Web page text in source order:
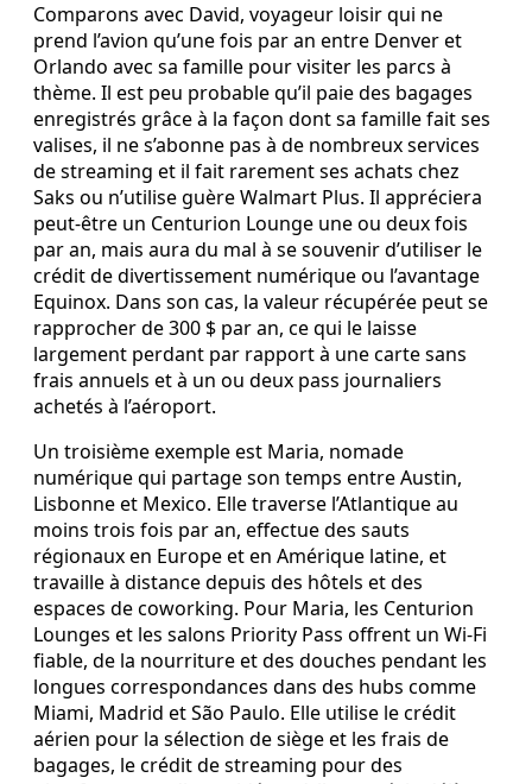
Comparons avec David, voyageur loisir qui ne
prend l’avion qu’une fois par an entre Denver et
Orlando avec sa famille pour visiter les parcs à
thème. Il est peu probable qu’il paie des bagages
enregistrés grâce à la façon dont sa famille fait ses
valises, il ne s’abonne pas à de nombreux services
de streaming et il fait rarement ses achats chez
Saks ou n’utilise guère Walmart Plus. Il appréciera
peut‑être un Centurion Lounge une ou deux fois
par an, mais aura du mal à se souvenir d’utiliser le
crédit de divertissement numérique ou l’avantage
Equinox. Dans son cas, la valeur récupérée peut se
rapprocher de 300 $ par an, ce qui le laisse
largement perdant par rapport à une carte sans
frais annuels et à un ou deux pass journaliers
achetés à l’aéroport.
Un troisième exemple est Maria, nomade
numérique qui partage son temps entre Austin,
Lisbonne et Mexico. Elle traverse l’Atlantique au
moins trois fois par an, effectue des sauts
régionaux en Europe et en Amérique latine, et
travaille à distance depuis des hôtels et des
espaces de coworking. Pour Maria, les Centurion
Lounges et les salons Priority Pass offrent un Wi‑Fi
fiable, de la nourriture et des douches pendant les
longues correspondances dans des hubs comme
Miami, Madrid et São Paulo. Elle utilise le crédit
aérien pour la sélection de siège et les frais de
bagages, le crédit de streaming pour des